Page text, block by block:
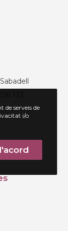
de serveis de
i/o